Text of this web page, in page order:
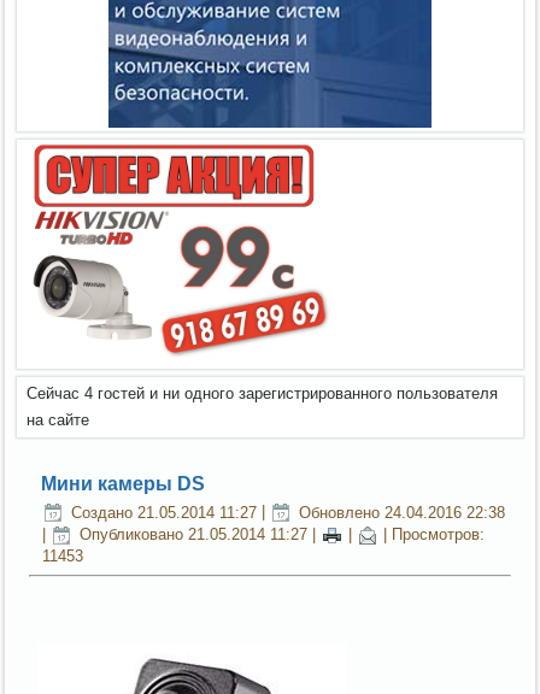
Сейчас 4 гостей и ни одного зарегистрированного пользователя
на сайте
Мини камеры DS
Создано 21.05.2014 11:27
Обновлено 24.04.2016 22:38
Опубликовано 21.05.2014 11:27
| Просмотров:
11453